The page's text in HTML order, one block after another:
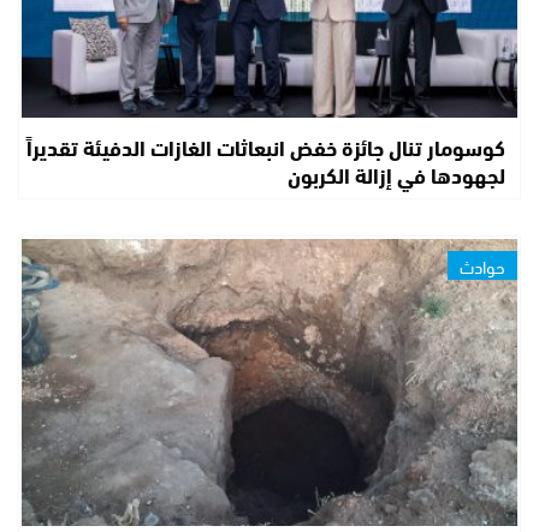
كوسومار تنال جائزة خفض انبعاثات الغازات الدفيئة تقديراً
لجهودها في إزالة الكربون
حوادث